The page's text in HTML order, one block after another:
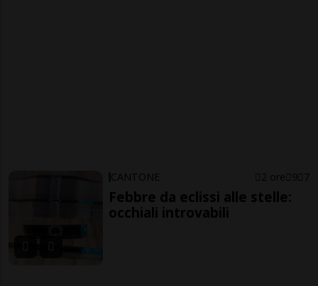
CANTONE 2 ore 9 7
Febbre da eclissi alle stelle:
occhiali introvabili